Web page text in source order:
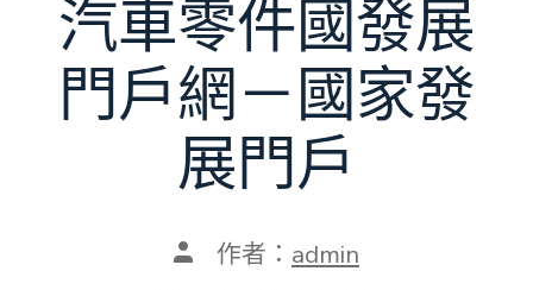
汽車零件國發展
門戶網－國家發
展門戶
文 作者： admin